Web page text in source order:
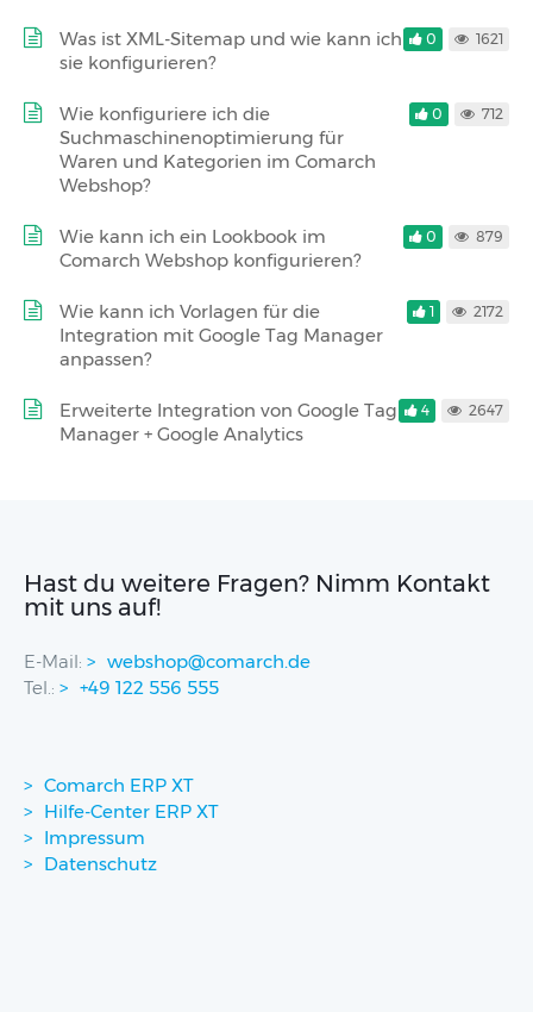
Was ist XML-Sitemap und wie kann ich
sie konfigurieren?
0 1621
Wie konfiguriere ich die
Suchmaschinenoptimierung für
Waren und Kategorien im Comarch
Webshop?
0 712
Wie kann ich ein Lookbook im
Comarch Webshop konfigurieren?
0 879
Wie kann ich Vorlagen für die
Integration mit Google Tag Manager
anpassen?
1 2172
Erweiterte Integration von Google Tag
Manager + Google Analytics
4 2647
Hast du weitere Fragen? Nimm Kontakt
mit uns auf!
E-Mail:
webshop@comarch.de
Tel.:
+49 122 556 555
Comarch ERP XT
Hilfe-Center ERP XT
Impressum
Datenschutz